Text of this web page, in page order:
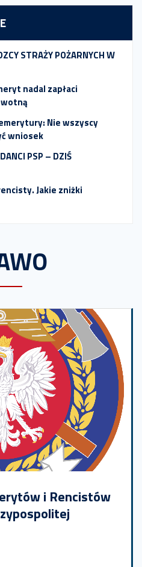
STRAŻY POŻARNYCH W
nadal zapłaci
Nie wszyscy
wniosek
PSP – DZIŚ
Jakie zniżki
i Rencistów